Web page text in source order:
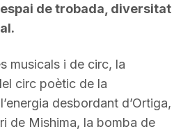
de trobada, diversitat
musicals i de circ, la
circ poètic de la
desbordant d’Ortiga,
de Mishima, la bomba de